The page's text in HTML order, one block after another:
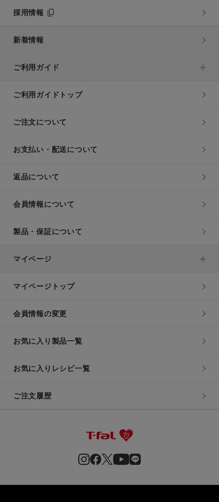
採用情報
新着情報
ご利用ガイド
ご利用ガイドトップ
ご注文について
お支払い・配送について
返品について
会員情報について
製品・保証について
マイページ
マイページトップ
会員情報の変更
お気に入り製品一覧
お気に入りレシピ一覧
ご注文履歴